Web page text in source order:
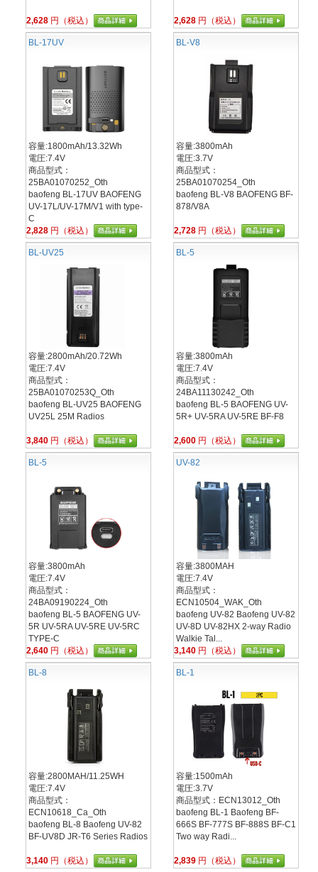
2,628 円（税込） 2,628 円（税込）
BL-17UV
容量:1800mAh/13.32Wh
電圧:7.4V
商品型式：
25BA01070252_Oth
baofeng BL-17UV BAOFENG
UV-17L/UV-17M/V1 with type-
C
2,828 円（税込）
BL-V8
容量:3800mAh
電圧:3.7V
商品型式：
25BA01070254_Oth
baofeng BL-V8 BAOFENG BF-
878/V8A
2,728 円（税込）
BL-UV25
容量:2800mAh/20.72Wh
電圧:7.4V
商品型式：
25BA01070253Q_Oth
baofeng BL-UV25 BAOFENG
UV25L 25M Radios
3,840 円（税込）
BL-5
容量:3800mAh
電圧:7.4V
商品型式：
24BA11130242_Oth
baofeng BL-5 BAOFENG UV-
5R+ UV-5RA UV-5RE BF-F8
2,600 円（税込）
BL-5
容量:3800mAh
電圧:7.4V
商品型式：
24BA09190224_Oth
baofeng BL-5 BAOFENG UV-
5R UV-5RA UV-5RE UV-5RC
TYPE-C
2,640 円（税込）
UV-82
容量:3800MAH
電圧:7.4V
商品型式：
ECN10504_WAK_Oth
baofeng UV-82 Baofeng UV-82
UV-8D UV-82HX 2-way Radio
Walkie Tal...
3,140 円（税込）
BL-8
容量:2800MAH/11.25WH
電圧:7.4V
商品型式：
ECN10618_Ca_Oth
baofeng BL-8 Baofeng UV-82
BF-UV8D JR-T6 Series Radios
3,140 円（税込）
BL-1
容量:1500mAh
電圧:3.7V
商品型式：ECN13012_Oth
baofeng BL-1 Baofeng BF-
666S BF-777S BF-888S BF-C1
Two way Radi...
2,839 円（税込）